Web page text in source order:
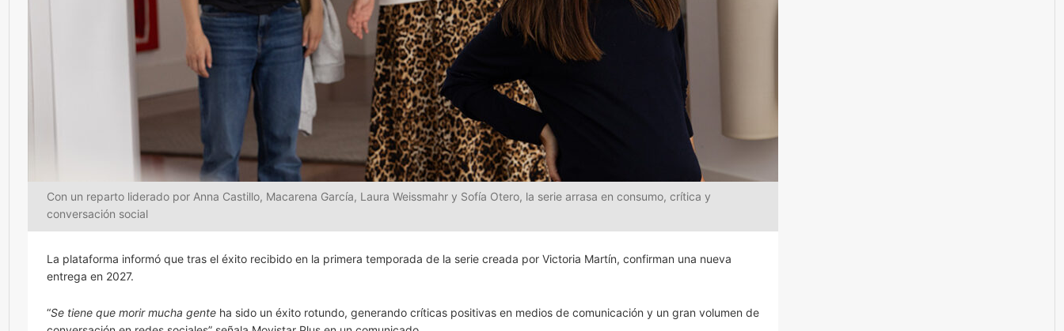
Con un reparto liderado por Anna Castillo, Macarena García, Laura Weissmahr y Sofía Otero, la serie arrasa en consumo, crítica y
conversación social
La plataforma informó que tras el éxito recibido en la primera temporada de la serie creada por Victoria Martín, confirman una nueva
entrega en 2027.
“Se tiene que morir mucha gente ha sido un éxito rotundo, generando críticas positivas en medios de comunicación y un gran volumen de